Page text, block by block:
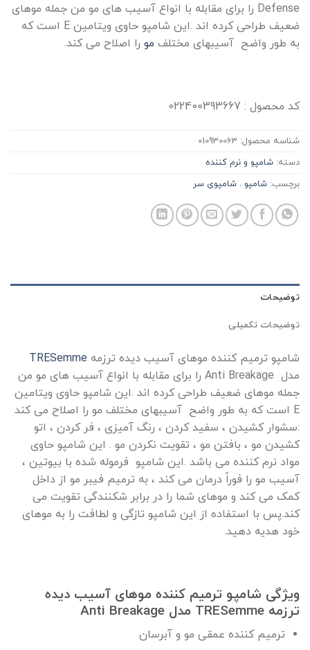
Defense را برای مقابله با انواع آسیب های مو من جمله موهای
ضعیف طراحی کرده اند .این شامپو حاوی ویتامین E است که
به طور واضح آسیبهای مختلف مو را اصلاح می کند.
کد محصول : 022400393667
شناسه محصول: 010930063
دسته: شامپو و نرم کننده
برچسب: شامپو . شامپوی سر
توضیحات
توضیحات تکمیلی
شامپو ترمیم کننده موهای آسیب دیده ترزمه TRESemme
مدل Anti Breakage را برای مقابله با انواع آسیب های مو من
جمله موهای ضعیف طراحی کرده اند .این شامپو حاوی ویتامین
E است که به طور واضح آسیبهای مختلف مو را اصلاح می کند
:سشوار کشیدن ، سفید کردن ، رنگ آمیزی ، فر کردن ، اتو
کشیدن مو ، بافتن مو ، تقویت نکردن مو . این شامپو حاوی
مواد نرم کننده می باشد .این شامپو فرموله شده با بیوتین ،
آسیب مو را فوراً درمان می کند ، به ترمیم فیبر مو از داخل
کمک می کند و موهای شما را در برابر شکنندگی تقویت می
کند.پس با استفاده از این شامپو تازگی و لطافت را به موهای
خود هدیه دهید.
ویژگی شامپو ترمیم کننده موهای آسیب دیده
ترزمه TRESemme مدل Anti Breakage
ترمیم کننده عمقی مو و آبرسان